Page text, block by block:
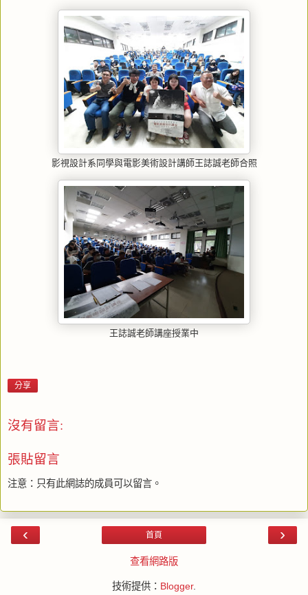
影視設計系同學與電影美術設計講師王誌誠老師合照
王誌誠老師講座授業中
分享
沒有留言:
張貼留言
注意：只有此網誌的成員可以留言。
‹ ›
首頁
查看網路版
技術提供： Blogger.